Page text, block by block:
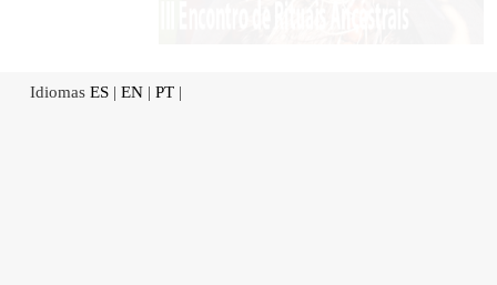
Idiomas ES | EN | PT |